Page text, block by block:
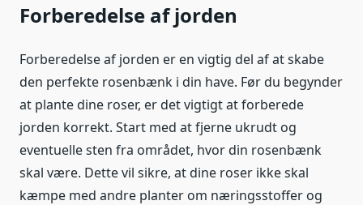
Forberedelse af jorden
Forberedelse af jorden er en vigtig del af at skabe
den perfekte rosenbænk i din have. Før du begynder
at plante dine roser, er det vigtigt at forberede
jorden korrekt. Start med at fjerne ukrudt og
eventuelle sten fra området, hvor din rosenbænk
skal være. Dette vil sikre, at dine roser ikke skal
kæmpe med andre planter om næringsstoffer og